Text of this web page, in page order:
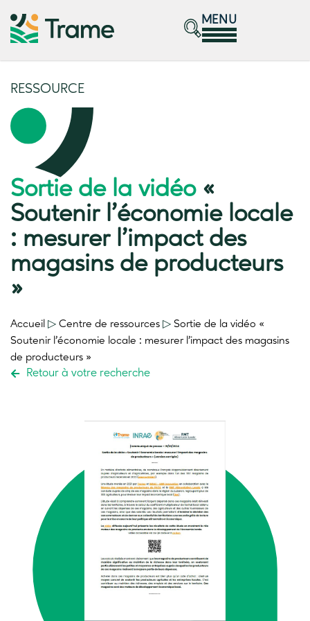
MENU
RESSOURCE
Sortie de la vidéo «
Soutenir l’économie locale
: mesurer l’impact des
magasins de producteurs
»
Accueil ▷ Centre de ressources ▷ Sortie de la vidéo «
Soutenir l’économie locale : mesurer l’impact des magasins
de producteurs »
Retour à votre recherche